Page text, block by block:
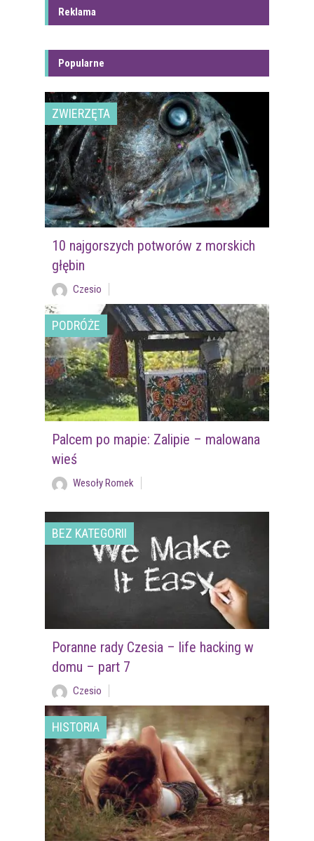
Reklama
Popularne
ZWIERZĘTA
10 najgorszych potworów z morskich
głębin
Czesio
PODRÓŻE
Palcem po mapie: Zalipie – malowana
wieś
Wesoły Romek
BEZ KATEGORII
Poranne rady Czesia – life hacking w
domu – part 7
Czesio
HISTORIA